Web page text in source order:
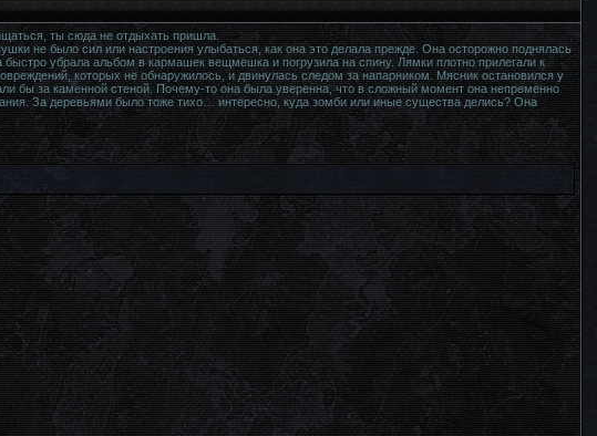
ты сюда не отдыхать пришла.
не было сил или настроения улыбаться, как она это делала прежде. Она осторожно поднялась
убрала альбом в кармашек вещмешка и погрузила на спину. Лямки плотно прилегали к
которых не обнаружилось, и двинулась следом за напарником. Мясник остановился у
бы за каменной стеной. Почему-то она была уверенна, что в сложный момент она непременно
За деревьями было тоже тихо… интересно, куда зомби или иные существа делись? Она